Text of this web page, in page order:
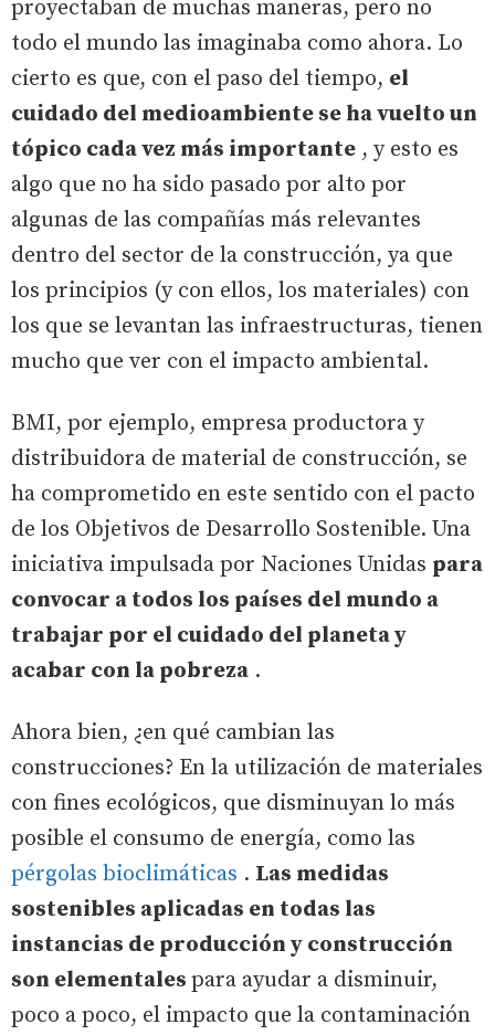
proyectaban de muchas maneras, pero no
todo el mundo las imaginaba como ahora. Lo
cierto es que, con el paso del tiempo, el
cuidado del medioambiente se ha vuelto un
tópico cada vez más importante , y esto es
algo que no ha sido pasado por alto por
algunas de las compañías más relevantes
dentro del sector de la construcción, ya que
los principios (y con ellos, los materiales) con
los que se levantan las infraestructuras, tienen
mucho que ver con el impacto ambiental.
BMI, por ejemplo, empresa productora y
distribuidora de material de construcción, se
ha comprometido en este sentido con el pacto
de los Objetivos de Desarrollo Sostenible. Una
iniciativa impulsada por Naciones Unidas para
convocar a todos los países del mundo a
trabajar por el cuidado del planeta y
acabar con la pobreza .
Ahora bien, ¿en qué cambian las
construcciones? En la utilización de materiales
con fines ecológicos, que disminuyan lo más
posible el consumo de energía, como las
pérgolas bioclimáticas . Las medidas
sostenibles aplicadas en todas las
instancias de producción y construcción
son elementales para ayudar a disminuir,
poco a poco, el impacto que la contaminación